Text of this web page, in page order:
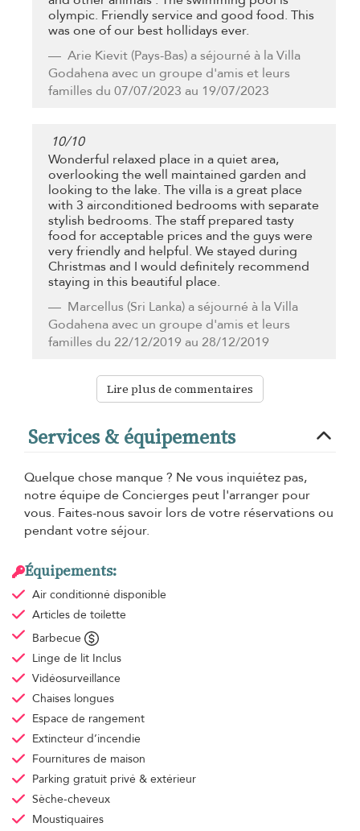
olympic. Friendly service and good food. This
was one of our best hollidays ever.
Arie Kievit (Pays-Bas) a séjourné à la Villa
Godahena avec un groupe d'amis et leurs
familles du 07/07/2023 au 19/07/2023
10/10
Wonderful relaxed place in a quiet area,
overlooking the well maintained garden and
looking to the lake. The villa is a great place
with 3 airconditioned bedrooms with separate
stylish bedrooms. The staff prepared tasty
food for acceptable prices and the guys were
very friendly and helpful. We stayed during
Christmas and I would definitely recommend
staying in this beautiful place.
Marcellus (Sri Lanka) a séjourné à la Villa
Godahena avec un groupe d'amis et leurs
familles du 22/12/2019 au 28/12/2019
Lire plus de commentaires
Services & équipements
Quelque chose manque ? Ne vous inquiétez pas,
notre équipe de Concierges peut l'arranger pour
vous. Faites-nous savoir lors de votre réservations ou
pendant votre séjour.
Équipements:
Air conditionné disponible
Articles de toilette
Barbecue
Linge de lit Inclus
Vidéosurveillance
Chaises longues
Espace de rangement
Extincteur d’incendie
Fournitures de maison
Parking gratuit privé & extérieur
Sèche-cheveux
Moustiquaires